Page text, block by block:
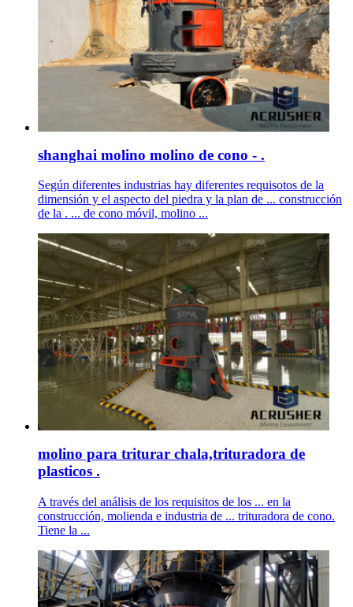
shanghai molino molino de cono - .
Según diferentes industrias hay diferentes requisotos de la
dimensión y el aspecto del piedra y la plan de ... construcción
de la . ... de cono móvil, molino ...
molino para triturar chala,trituradora de
plasticos .
A través del análisis de los requisitos de los ... en la
construcción, molienda e industria de ... trituradora de cono.
Tiene la ...